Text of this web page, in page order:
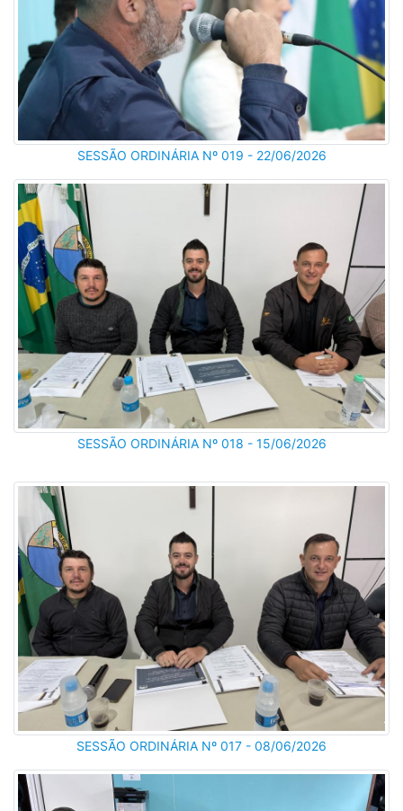
SESSÃO ORDINÁRIA Nº 019 - 22/06/2026
SESSÃO ORDINÁRIA Nº 018 - 15/06/2026
SESSÃO ORDINÁRIA Nº 017 - 08/06/2026